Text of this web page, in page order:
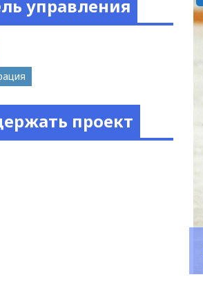
управления
проект